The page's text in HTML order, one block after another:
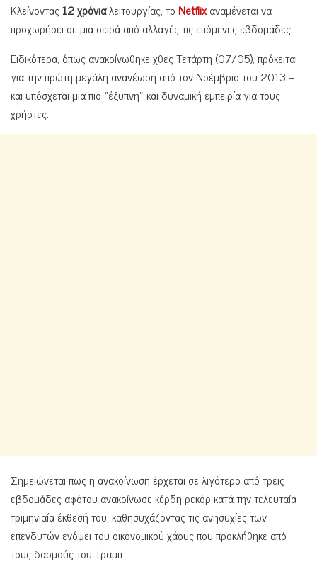
Κλείνοντας12 χρόνιαλειτουργίας, τοNetflixαναμένεται να
προχωρήσει σε μια σειρά από αλλαγές τις επόμενες εβδομάδες.
Ειδικότερα, όπως ανακοίνωθηκε χθες Τετάρτη (07/05), πρόκειται
για την πρώτη μεγάλη ανανέωση από τον Νοέμβριο του 2013 –
και υπόσχεται μια πιο «έξυπνη» και δυναμική εμπειρία για τους
χρήστες.
Σημειώνεται πως η ανακοίνωση έρχεται σε λιγότερο από τρεις
εβδομάδες αφότου ανακοίνωσε κέρδη ρεκόρ κατά την τελευταία
τριμηνιαία έκθεσή του, καθησυχάζοντας τις ανησυχίες των
επενδυτών ενόψει του οικονομικού χάους που προκλήθηκε από
τους δασμούς του Τραμπ.